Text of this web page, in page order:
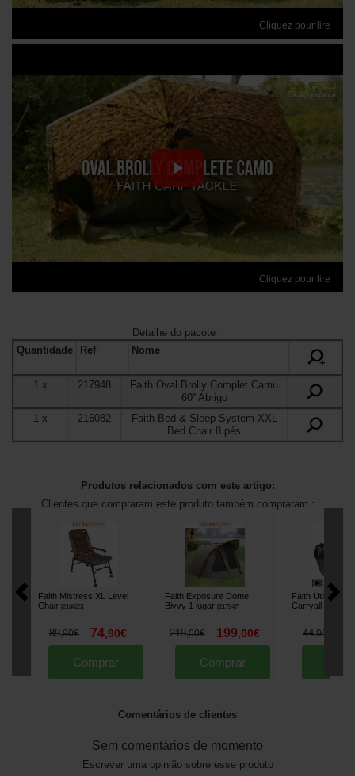
Cliquez pour lire
Cliquez pour lire
Detalhe do pacote:
Quantidade
Ref
Nome
+
1 x 217948
Faith Oval Brolly Complet Camu
60'' Abrigo
1x 216082
Faith Bed & Sleep System XXL
Bed Chair 8 pés
Produtos relacionados com este artigo:
Clientes que compraram este produto também compraram :
Faith Mistress XL Level
Chair [216625]
89,90€ 74,90€
Comprar
Faith Exposure Dome
Bivvy 1 lugar [217947]
219,00€ 199,00€
Comprar
Faith Utility Bag
Carryall
44,90
Comentários de clientes
Sem comentários de momento
Escrever uma opinião sobre esse produto